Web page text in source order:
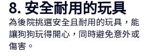
8. 安全耐用的玩具
為後院挑選安全且耐用的玩具，能
讓狗狗玩得開心，同時避免意外或
傷害。